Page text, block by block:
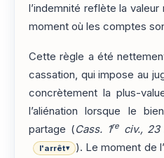
l’indemnité reflète la
moment où les comptes
Cette règle a été
cassation, qui impose au
concrètement la plus-
l’aliénation lorsque le
partage (Cass. 1reciv., 23
l'arrêt▾
). Le moment de